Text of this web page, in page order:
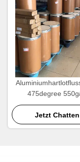
475degree 550g/
schweißender
Aluminiumpulver
Jetzt Chatten